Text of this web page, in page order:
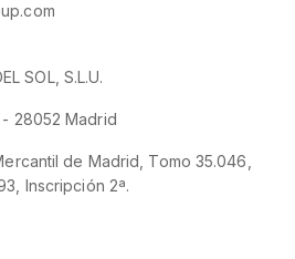
SOL, S.L.U.
28052 Madrid
de Madrid, Tomo 35.046,
Inscripción 2ª.